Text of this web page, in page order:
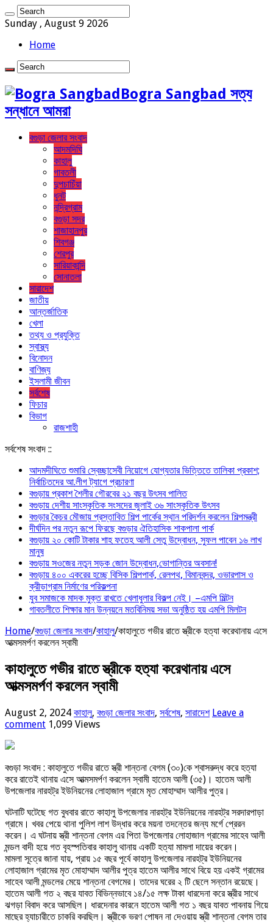
Sunday , August 9 2026
Home
Bogra Sangbad সত্য
সন্ধানে আমরা
বগুড়া জেলার সংবাদ
আদমদিঘি
কাহালু
গাবতলী
দুপচাচিঁয়া
ধুনট
নন্দ্রিগ্রাম
বগুড়া সদর
শাজাহানপুর
শিবগঞ্জ
শেরপুর
সারিয়াকান্দি
সোনাতলা
সারাদেশ
জাতীয়
আন্তর্জাতিক
খেলা
তথ্য ও প্রযুক্তি
স্বাস্থ্য
বিনোদন
বাণিজ্য
ইসলামী জীবন
সর্বশেষ
ফিচার
বিভাগ
রাজশাহী
সর্বশেষ সংবাদ ::
আদমদীঘিতে শুমারি স্বেচ্ছাসেবী নিয়োগে যোগ্যতার ভিত্তিতে তালিকা প্রকাশ;
নির্বাচিতদের আ.লীগ ট্যাগে প্রচারণা
বগুড়ায় প্রকাশ শৈলীর গৌরবের ২১ বছর উৎসব পা‌লিত
বগুড়ায় দেশীয় সাংস্কৃতিক সংসদের জুলাই ৩৬ সাংস্কৃতিক উৎসব
বগুড়ার কৈচর মৌজায় প্রস্তাবিত শিল্প পার্কের স্থান পরিদর্শন করলেন শিল্পমন্ত্রী
দীর্ঘদিন পর নতুন রূপে ফিরছে বগুড়ার ঐতিহাসিক শাকপালা পার্ক
বগুড়ায় ২০ কোটি টাকার শাহ ফতেহ আলী সেতু উদ্বোধন, সুফল পাবেন ১৬ লাখ
মানুষ
বগুড়ায় সওজের নতুন সড়ক জোন উদ্বোধন,ভোগান্তির অবসান!
বগুড়ায় ৪০০ একরের হচ্ছে বিসিক শিল্পপার্ক, রেলপথ, বিমানবন্দর, ওভারপাস ও
ক্রীড়াগ্রাম নির্মাণের পরিকল্পনা
যুব সমাজকে মাদক মুক্ত রাখতে খেলাধুলার বিকল্প নেই। –এমপি মিল্টন
‎গাবতলীতে শিক্ষার মান উন্নয়নে ‎মতবিনিময় সভা অনুষ্ঠিত হয় ‎এমপি মিলটন
Home/বগুড়া জেলার সংবাদ/কাহালু/কাহালুতে গভীর রাতে স্ত্রীকে হত্যা করেথানায় এসে
আত্মসমর্পণ করলেন স্বামী
কাহালুতে গভীর রাতে স্ত্রীকে হত্যা করেথানায় এসে
আত্মসমর্পণ করলেন স্বামী
August 2, 2024 কাহালু, বগুড়া জেলার সংবাদ, সর্বশেষ, সারাদেশ Leave a
comment 1,099 Views
বগুড়া সংবাদ : কাহালুতে গভীর রাতে স্ত্রী শান্তনা বেগম (৩০)কে শ্বাসরুদ্ধ করে হত্যা
করে রাতেই থানায় এসে আত্মসমর্পণ করলেন স্বামী হাতেম আলী (৩৫)। হাতেম আলী
উপজেলার নারহট্র ইউনিয়নের লোহাজাল গ্রামে মৃত মোহাম্মাদ আলীর পুত্র।
ঘটনাটি ঘটেছে গত বুধবার রাতে কাহালু উপজেলার নারহট্র ইউনিয়নের নারহট্র সরদারপাড়া
গ্রামে। খবর পেয়ে থানা পুলিশ লাশ উদ্ধার করে ময়না তদন্তের জন্য মর্গে প্রেরন
করেন। এ ঘটনায় স্ত্রী শান্তনা বেগম এর পিতা উপজেলার লোহাজাল গ্রামের সাহেব আলী
মন্ডল বাদী হয়ে গত বৃহস্পতিবার কাহালু থানায় একটি হত্যা মামলা দায়ের করেন।
মামলা সূত্রে জানা যায়, প্রায় ১৫ বছর পূর্বে কাহালু উপজেলার নারহট্র ইউনিয়নের
লোহাজাল গ্রামের মৃত মোহাম্মাদ আলীর পুত্র হাতেম আলীর সাথে বিয়ে হয় একই গ্রামের
সাহেব আলী মন্ডলের মেয়ে শান্তনা বেগমের। তাদের ঘরের ২ টি ছেলে সন্তান রয়েছে।
হাতেম আলী গত ২ বছর যাবত বিভিন্নভাবে ১৪/১৫ লক্ষ টাকা ধারদেনা করে স্ত্রীর সাথে
ঝগড়া বিবাদ করে আসছিল। ধারদেনার কারনে হাতেম আলী গত ১ বছর যাবত পাবনায় গিয়ে
মাছের হ্যাচারীতে চাকরি করছিল। স্ত্রীকে ভরণ পোষন না দেওয়ায় স্ত্রী শান্তনা বেগম তার